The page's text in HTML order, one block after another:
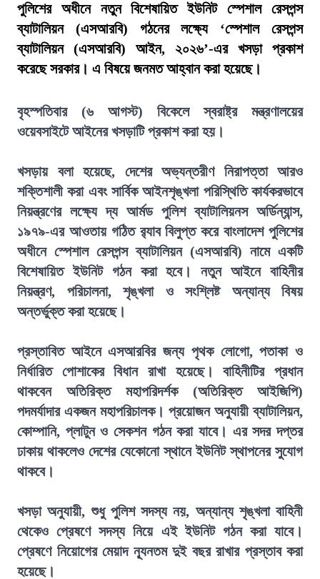
পুলিশের অধীনে নতুন বিশেষায়িত ইউনিট স্পেশাল রেসপন্স
ব্যাটালিয়ন (এসআরবি) গঠনের লক্ষ্যে ‘স্পেশাল রেসপন্স
ব্যাটালিয়ন (এসআরবি) আইন, ২০২৬’-এর খসড়া প্রকাশ
করেছে সরকার। এ বিষয়ে জনমত আহ্বান করা হয়েছে।
বৃহস্পতিবার (৬ আগস্ট) বিকেলে স্বরাষ্ট্র মন্ত্রণালয়ের
ওয়েবসাইটে আইনের খসড়াটি প্রকাশ করা হয়।
খসড়ায় বলা হয়েছে, দেশের অভ্যন্তরীণ নিরাপত্তা আরও
শক্তিশালী করা এবং সার্বিক আইনশৃঙ্খলা পরিস্থিতি কার্যকরভাবে
নিয়ন্ত্রণের লক্ষ্যে দ্য আর্মড পুলিশ ব্যাটালিয়নস অর্ডিন্যান্স,
১৯৭৯-এর আওতায় গঠিত র‍্যাব বিলুপ্ত করে বাংলাদেশ পুলিশের
অধীনে স্পেশাল রেসপন্স ব্যাটালিয়ন (এসআরবি) নামে একটি
বিশেষায়িত ইউনিট গঠন করা হবে। নতুন আইনে বাহিনীর
নিয়ন্ত্রণ, পরিচালনা, শৃঙ্খলা ও সংশ্লিষ্ট অন্যান্য বিষয়
অন্তর্ভুক্ত করা হয়েছে।
প্রস্তাবিত আইনে এসআরবির জন্য পৃথক লোগো, পতাকা ও
নির্ধারিত পোশাকের বিধান রাখা হয়েছে। বাহিনীটির প্রধান
থাকবেন অতিরিক্ত মহাপরিদর্শক (অতিরিক্ত আইজিপি)
পদমর্যাদার একজন মহাপরিচালক। প্রয়োজন অনুযায়ী ব্যাটালিয়ন,
কোম্পানি, প্লাটুন ও সেকশন গঠন করা যাবে। এর সদর দপ্তর
ঢাকায় থাকলেও দেশের যেকোনো স্থানে ইউনিট স্থাপনের সুযোগ
থাকবে।
খসড়া অনুযায়ী, শুধু পুলিশ সদস্য নয়, অন্যান্য শৃঙ্খলা বাহিনী
থেকেও প্রেষণে সদস্য নিয়ে এই ইউনিট গঠন করা যাবে।
প্রেষণে নিয়োগের মেয়াদ ন্যূনতম দুই বছর রাখার প্রস্তাব করা
হয়েছে।